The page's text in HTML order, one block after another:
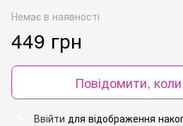
Немає в наявності
449 грн
Повідомити,
Ввійти для відображення